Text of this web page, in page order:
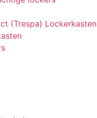
(Trespa) Lockerkasten